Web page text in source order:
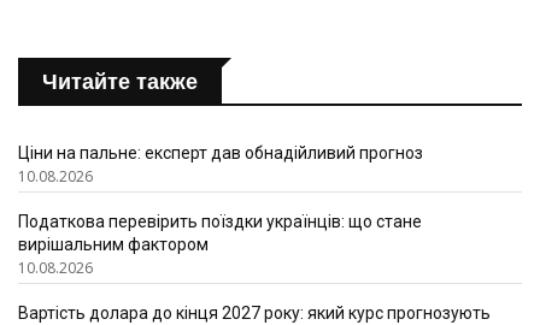
Читайте также
Ціни на пальне: експерт дав обнадійливий прогноз
10.08.2026
Податкова перевірить поїздки українців: що стане
вирішальним фактором
10.08.2026
Вартість долара до кінця 2027 року: який курс прогнозують